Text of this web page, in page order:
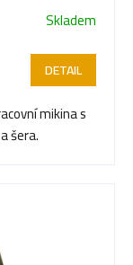
Skladem
DETAIL
mikina s
šera.